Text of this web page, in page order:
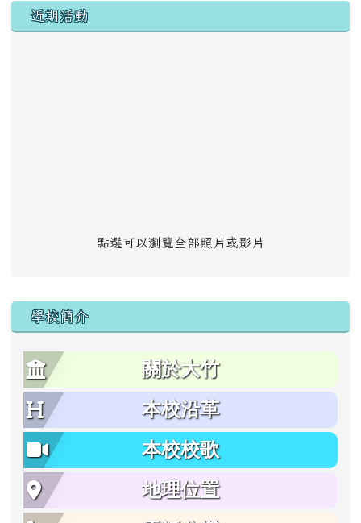
左邊區域內容
近期活動
點選可以瀏覽全部照片或影片
學校簡介
關於大竹
本校沿革
本校校歌
地理位置